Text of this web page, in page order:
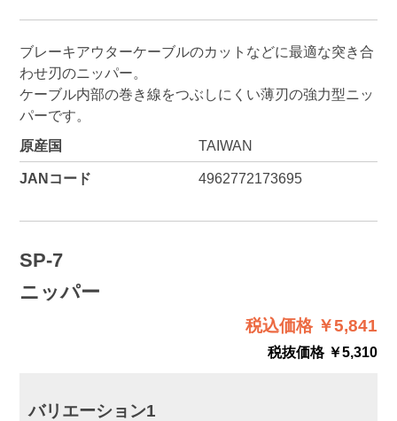
ブレーキアウターケーブルのカットなどに最適な突き合
わせ刃のニッパー。
ケーブル内部の巻き線をつぶしにくい薄刃の強力型ニッ
パーです。
原産国
TAIWAN
JANコード 4962772173695
SP-7
ニッパー
税込価格 ￥5,841
税抜価格 ￥5,310
バリエーション1